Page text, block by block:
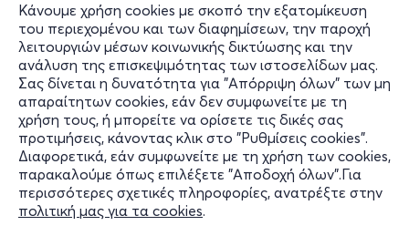
Κάνουμε χρήση cookies με σκοπό την εξατομίκευση
του περιεχομένου και των διαφημίσεων, την παροχή
λειτουργιών μέσων κοινωνικής δικτύωσης και την
ανάλυση της επισκεψιμότητας των ιστοσελίδων μας.
Σας δίνεται η δυνατότητα για "Απόρριψη όλων" των μη
απαραίτητων cookies, εάν δεν συμφωνείτε με τη
χρήση τους, ή μπορείτε να ορίσετε τις δικές σας
προτιμήσεις, κάνοντας κλικ στο "Ρυθμίσεις cookies".
Διαφορετικά, εάν συμφωνείτε με τη χρήση των cookies,
παρακαλούμε όπως επιλέξετε "Αποδοχή όλων".Για
περισσότερες σχετικές πληροφορίες, ανατρέξτε στην
πολιτική μας για τα cookies.
Πληροφορίες
Υποστήριξη
Stay Connected
Mobile app